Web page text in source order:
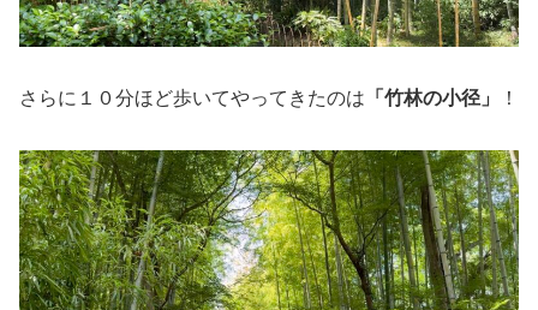
さらに１０分ほど歩いてやってきたのは 「竹林の小径」 ！